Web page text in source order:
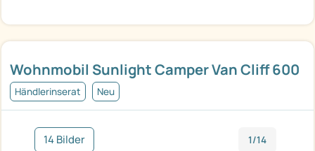
Wohnmobil Sunlight Camper Van Cliff 600
Händlerinserat Neu
14 Bilder 1/14